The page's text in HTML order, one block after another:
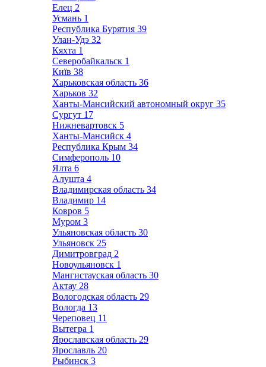
Елец 2
Усмань 1
Республика Бурятия 39
Улан-Удэ 32
Кяхта 1
Северобайкальск 1
Київ 38
Харьковская область 36
Харьков 32
Ханты-Мансийский автономный округ 35
Сургут 17
Нижневартовск 5
Ханты-Мансийск 4
Республика Крым 34
Симферополь 10
Ялта 6
Алушта 4
Владимирская область 34
Владимир 14
Ковров 5
Муром 3
Ульяновская область 30
Ульяновск 25
Димитровград 2
Новоульяновск 1
Мангистауская область 30
Актау 28
Вологодская область 29
Вологда 13
Череповец 11
Вытегра 1
Ярославская область 29
Ярославль 20
Рыбинск 3